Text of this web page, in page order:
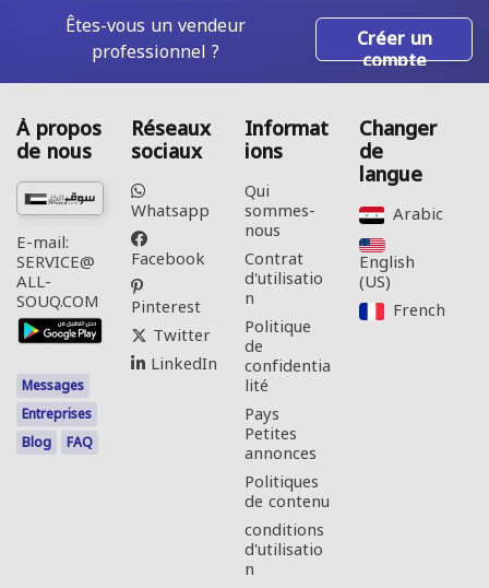
Êtes-vous un vendeur
professionnel ? Créer un
compte
À propos
de nous
E-mail:
SERVICE@
ALL-
SOUQ.COM
Messages
Entreprises
Blog
FAQ
Réseaux
sociaux
Whatsapp
Facebook
Pinterest
Twitter
LinkedIn
Informat
ions
Qui
sommes-
nous
Contrat
d'utilisatio
n
Politique
de
confidentia
lité
Pays
Petites
annonces
Politiques
de contenu
conditions
d'utilisatio
n
Changer
de
langue
Arabic‎
English
(US)‎
French‎